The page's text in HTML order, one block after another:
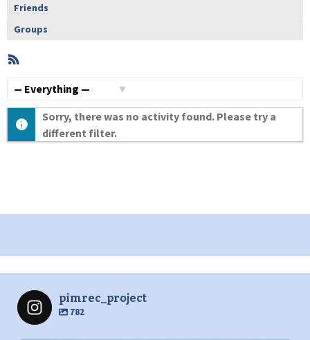
Friends
Groups
Member
Activities
Sorry, there was no activity found. Please try a
different filter.
pimrec_project
782